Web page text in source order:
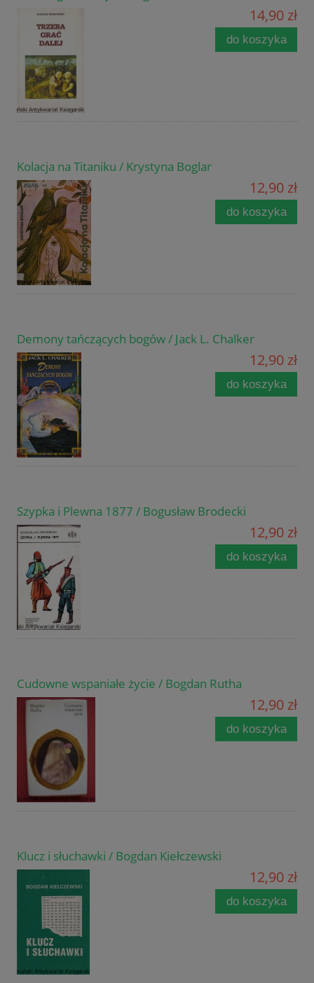
14,90 zł
do koszyka
Kolacja na Titaniku / Krystyna Boglar
12,90 zł
do koszyka
Demony tańczących bogów / Jack L. Chalker
12,90 zł
do koszyka
Szypka i Plewna 1877 / Bogusław Brodecki
12,90 zł
do koszyka
Cudowne wspaniałe życie / Bogdan Rutha
12,90 zł
do koszyka
Klucz i słuchawki / Bogdan Kiełczewski
12,90 zł
do koszyka